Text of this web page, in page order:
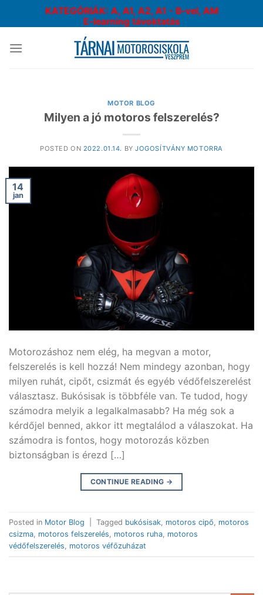
KATEGÓRIÁK: A, A1, A2, A1 - B-vel, AM
E-learning távoktatás
MOTOR BLOG
Milyen a jó motoros felszerelés?
POSTED ON 2022.01.14. BYJOGOSÍTVÁNY MOTORRA
14
jan
Motorozáshoz nem elég, ha megvan a motor,
felszerelés is kell hozzá! Nem mindegy azonban, hogy
milyen ruhát, cipőt, csizmát és egyéb védőfelszerelést
választasz. Bukósisak is többféle van. Te tudod, hogy
számodra melyik a legalkalmasabb? Ha még sok a
kérdőjel benned, akkor itt megtalálod a válaszokat. Ha
számodra is fontos, hogy motorozás közben
biztonságban is érezd […]
CONTINUE READING →
Posted in Motor Blog Tagged bukósisak motoros cipő
motoros
csizma motoros felszerelés motoros ruha motoros
védőfelszerelés
motoros véfőzuházat